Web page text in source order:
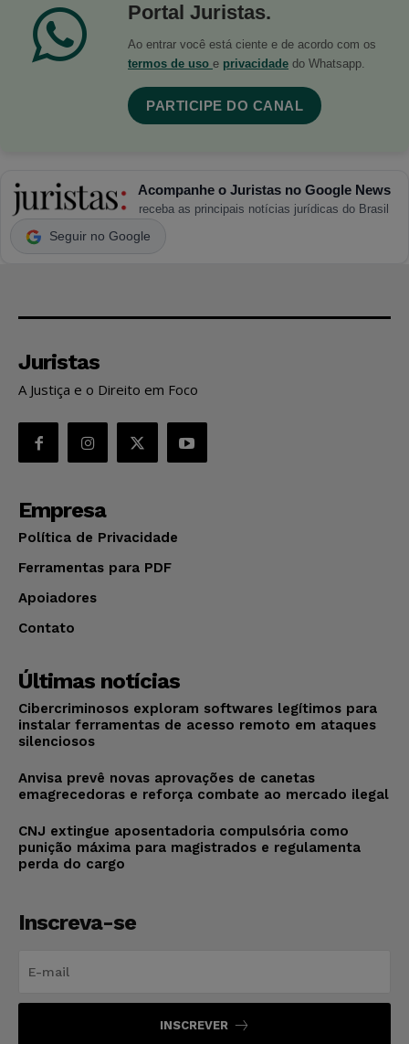
Portal Juristas.
Ao entrar você está ciente e de acordo com os
termos de uso e privacidade do Whatsapp.
PARTICIPE DO CANAL
Acompanhe o Juristas no Google News
receba as principais notícias jurídicas do Brasil
Seguir no Google
Juristas
A Justiça e o Direito em Foco
Empresa
Política de Privacidade
Ferramentas para PDF
Apoiadores
Contato
Últimas notícias
Cibercriminosos exploram softwares legítimos para
instalar ferramentas de acesso remoto em ataques
silenciosos
Anvisa prevê novas aprovações de canetas
emagrecedoras e reforça combate ao mercado ilegal
CNJ extingue aposentadoria compulsória como
punição máxima para magistrados e regulamenta
perda do cargo
Inscreva-se
INSCREVER